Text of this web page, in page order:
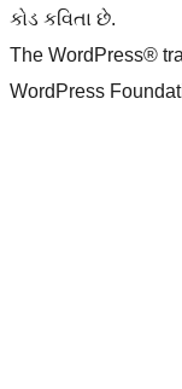
કોડ કવિતા છે.
The WordPress®
WordPress